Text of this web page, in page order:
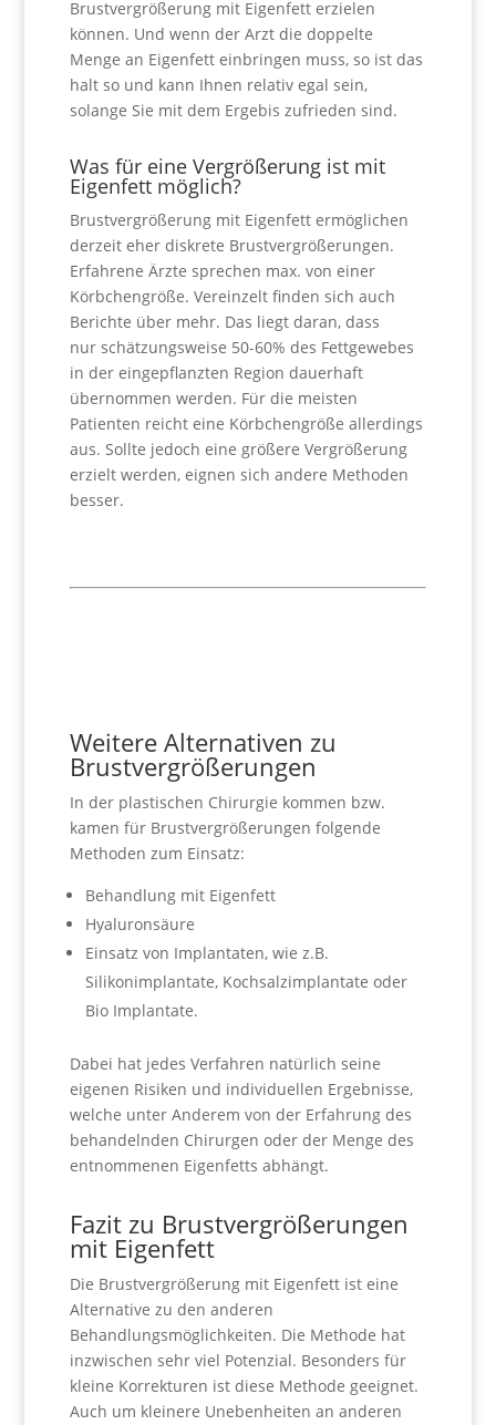
Brustvergrößerung mit Eigenfett erzielen
können. Und wenn der Arzt die doppelte
Menge an Eigenfett einbringen muss, so ist das
halt so und kann Ihnen relativ egal sein,
solange Sie mit dem Ergebis zufrieden sind.
Was für eine Vergrößerung ist mit
Eigenfett möglich?
Brustvergrößerung mit Eigenfett ermöglichen
derzeit eher diskrete Brustvergrößerungen.
Erfahrene Ärzte sprechen max. von einer
Körbchengröße. Vereinzelt finden sich auch
Berichte über mehr. Das liegt daran, dass
nur schätzungsweise 50-60% des Fettgewebes
in der eingepflanzten Region dauerhaft
übernommen werden. Für die meisten
Patienten reicht eine Körbchengröße allerdings
aus. Sollte jedoch eine größere Vergrößerung
erzielt werden, eignen sich andere Methoden
besser.
Weitere Alternativen zu
Brustvergrößerungen
In der plastischen Chirurgie kommen bzw.
kamen für Brustvergrößerungen folgende
Methoden zum Einsatz:
Behandlung mit Eigenfett
Hyaluronsäure
Einsatz von Implantaten, wie z.B.
Silikonimplantate, Kochsalzimplantate oder
Bio Implantate.
Dabei hat jedes Verfahren natürlich seine
eigenen Risiken und individuellen Ergebnisse,
welche unter Anderem von der Erfahrung des
behandelnden Chirurgen oder der Menge des
entnommenen Eigenfetts abhängt.
Fazit zu Brustvergrößerungen
mit Eigenfett
Die Brustvergrößerung mit Eigenfett ist eine
Alternative zu den anderen
Behandlungsmöglichkeiten. Die Methode hat
inzwischen sehr viel Potenzial. Besonders für
kleine Korrekturen ist diese Methode geeignet.
Auch um kleinere Unebenheiten an anderen